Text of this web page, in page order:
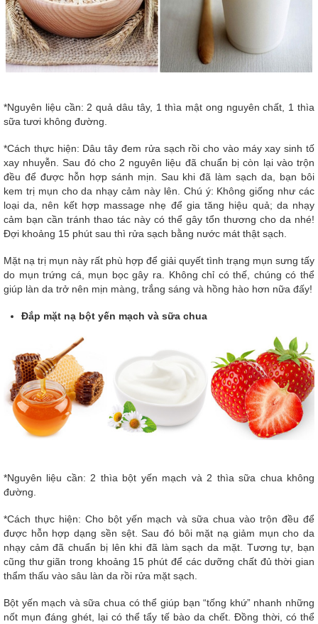
*Nguyên liệu cần: 2 quả dâu tây, 1 thìa mật ong nguyên chất, 1 thìa
sữa tươi không đường.
*Cách thực hiện: Dâu tây đem rửa sạch rồi cho vào máy xay sinh tố
xay nhuyễn. Sau đó cho 2 nguyên liệu đã chuẩn bị còn lại vào trộn
đều để được hỗn hợp sánh mịn. Sau khi đã làm sạch da, bạn bôi
kem trị mụn cho da nhạy cảm này lên. Chú ý: Không giống như các
loại da, nên kết hợp massage nhẹ để gia tăng hiệu quả; da nhạy
cảm bạn cần tránh thao tác này có thể gây tổn thương cho da nhé!
Đợi khoảng 15 phút sau thì rửa sạch bằng nước mát thật sạch.
Mặt nạ trị mụn này rất phù hợp để giải quyết tình trạng mụn sưng tấy
do mụn trứng cá, mụn bọc gây ra. Không chỉ có thế, chúng có thể
giúp làn da trở nên mịn màng, trắng sáng và hồng hào hơn nữa đấy!
Đắp mặt nạ bột yến mạch và sữa chua
*Nguyên liệu cần: 2 thìa bột yến mạch và 2 thìa sữa chua không
đường.
*Cách thực hiện: Cho bột yến mạch và sữa chua vào trộn đều để
được hỗn hợp dạng sền sệt. Sau đó bôi mặt nạ giảm mụn cho da
nhạy cảm đã chuẩn bị lên khi đã làm sạch da mặt. Tương tự, bạn
cũng thư giãn trong khoảng 15 phút để các dưỡng chất đủ thời gian
thẩm thấu vào sâu làn da rồi rửa mặt sạch.
Bột yến mạch và sữa chua có thể giúp bạn “tống khứ” nhanh những
nốt mụn đáng ghét, lại có thể tẩy tế bào da chết. Đồng thời, có thể